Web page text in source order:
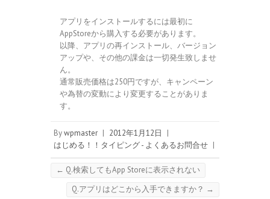
アプリをインストールするには最初に
AppStoreから購入する必要があります。
以降、アプリの再インストール、バージョン
アップや、その他の課金は一切発生致しませ
ん。
通常販売価格は250円ですが、キャンペーン
や為替の変動により変更することがありま
す。
Bywpmaster | 2012年1月12日
|
はじめる！！タイピング - よくあるお問合せ |
← Q.検索してもApp Storeに表示されない
Q.アプリはどこから入手できますか？ →